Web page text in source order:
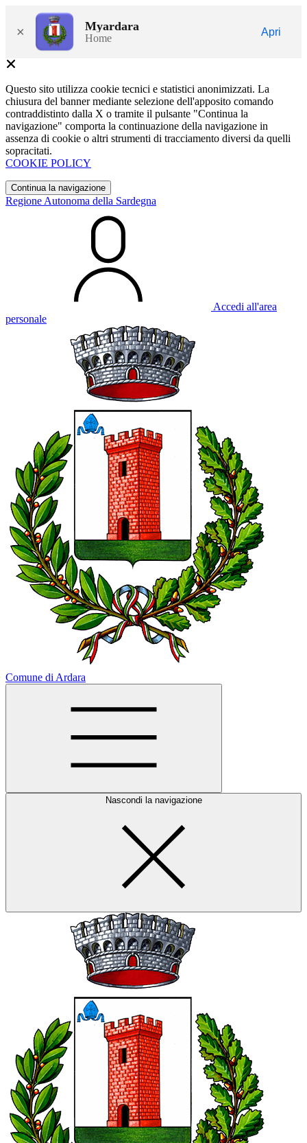
× Myardara
Home
Apri
Questo sito utilizza cookie tecnici e statistici anonimizzati. La
chiusura del banner mediante selezione dell'apposito comando
contraddistinto dalla X o tramite il pulsante "Continua la
navigazione" comporta la continuazione della navigazione in
assenza di cookie o altri strumenti di tracciamento diversi da quelli
sopracitati.
COOKIE POLICY
Continua la navigazione
Regione Autonoma della Sardegna
Accedi all'area
personale
Comune di Ardara
Nascondi la navigazione